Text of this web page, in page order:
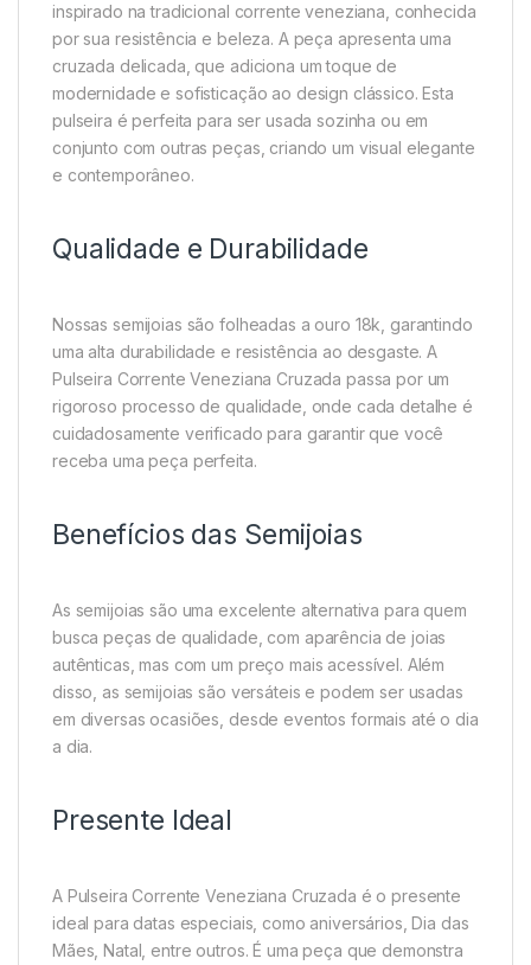
inspirado na tradicional corrente veneziana, conhecida
por sua resistência e beleza. A peça apresenta uma
cruzada delicada, que adiciona um toque de
modernidade e sofisticação ao design clássico. Esta
pulseira é perfeita para ser usada sozinha ou em
conjunto com outras peças, criando um visual elegante
e contemporâneo.
Qualidade e Durabilidade
Nossas semijoias são folheadas a ouro 18k, garantindo
uma alta durabilidade e resistência ao desgaste. A
Pulseira Corrente Veneziana Cruzada passa por um
rigoroso processo de qualidade, onde cada detalhe é
cuidadosamente verificado para garantir que você
receba uma peça perfeita.
Benefícios das Semijoias
As semijoias são uma excelente alternativa para quem
busca peças de qualidade, com aparência de joias
autênticas, mas com um preço mais acessível. Além
disso, as semijoias são versáteis e podem ser usadas
em diversas ocasiões, desde eventos formais até o dia
a dia.
Presente Ideal
A Pulseira Corrente Veneziana Cruzada é o presente
ideal para datas especiais, como aniversários, Dia das
Mães, Natal, entre outros. É uma peça que demonstra